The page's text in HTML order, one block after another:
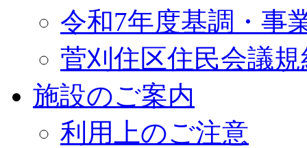
令和7年度基調・事
菅刈住区住民会議規
施設のご案内
利用上のご注意